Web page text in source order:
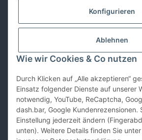
Konfigurieren
Ablehnen
Wie wir Cookies & Co nutzen
Durch Klicken auf „Alle akzeptieren“
Einsatz folgender Dienste auf unserer
notwendig, YouTube, ReCaptcha,
dash.bar, Google Kundenrezensionen.
Einstellung jederzeit ändern
unten). Weitere Details finden Sie unter
Vertrag widerrufen